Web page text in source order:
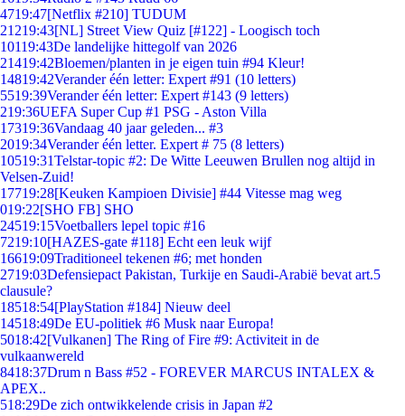
4719:47[Netflix #210] TUDUM
21219:43[NL] Street View Quiz [#122] - Loogisch toch
10119:43De landelijke hittegolf van 2026
21419:42Bloemen/planten in je eigen tuin #94 Kleur!
14819:42Verander één letter: Expert #91 (10 letters)
5519:39Verander één letter: Expert #143 (9 letters)
219:36UEFA Super Cup #1 PSG - Aston Villa
17319:36Vandaag 40 jaar geleden... #3
2019:34Verander één letter. Expert # 75 (8 letters)
10519:31Telstar-topic #2: De Witte Leeuwen Brullen nog altijd in
Velsen-Zuid!
17719:28[Keuken Kampioen Divisie] #44 Vitesse mag weg
019:22[SHO FB] SHO
24519:15Voetballers lepel topic #16
7219:10[HAZES-gate #118] Echt een leuk wijf
16619:09Traditioneel tekenen #6; met honden
2719:03Defensiepact Pakistan, Turkije en Saudi-Arabië bevat art.5
clausule?
18518:54[PlayStation #184] Nieuw deel
14518:49De EU-politiek #6 Musk naar Europa!
5018:42[Vulkanen] The Ring of Fire #9: Activiteit in de
vulkaanwereld
8418:37Drum n Bass #52 - FOREVER MARCUS INTALEX &
APEX..
518:29De zich ontwikkelende crisis in Japan #2